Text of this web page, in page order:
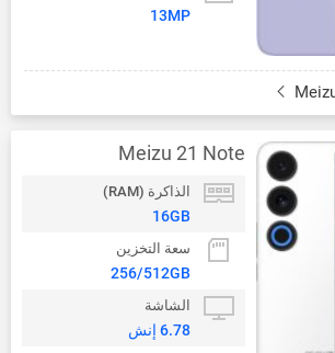
13MP
Meizu 21 Note
الذاكرة (RAM)
16GB
سعة التخزين
256/512GB
الشاشة
6.78 إنش